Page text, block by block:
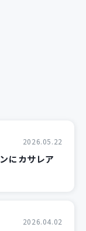
2026.05.22
にカサレア
2026.04.02